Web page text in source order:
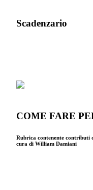
Scadenzario
COME FARE
Rubrica contenente contributi
cura di William Damiani